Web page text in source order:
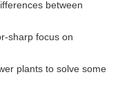
between
sharp focus on
plants to solve some